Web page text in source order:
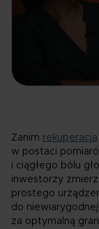
Zanim rekuperacja
w postaci
i ciągłego bólu
inwestorzy
prostego
do
za optymalną